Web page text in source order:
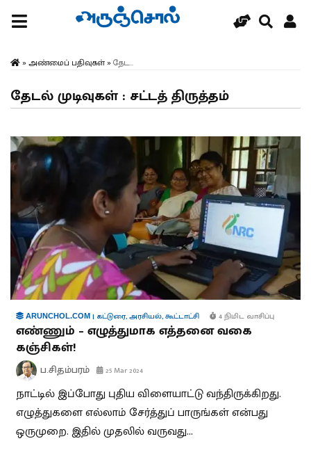
» அண்மைப் பதிவுகள்» தேட...
தேடல் முடிவுகள் : சட்டத் திருத்தம்
ARUNCHOL.COM | கட்டுரை,அரசியல்,கூட்டாட்சி 4 நிமிட வாசிப்பு
எண்ணும் – எழுத்துமாக எத்தனை வகை
கஞ்சிகள்!
ப.சிதம்பரம் 25 Mar 2024
நாட்டில் இப்போது புதிய விளையாட்டு வந்திருக்கிறது.
எழுத்துகளை எல்லாம் சேர்த்துப் பாருங்கள் என்பது
ஒருமுறை. இதில் முதலில் வருவது...